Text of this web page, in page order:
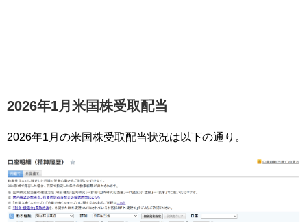
2026年1月米国株受取配当
2026年1月の米国株受取配当状況は以下の通り。